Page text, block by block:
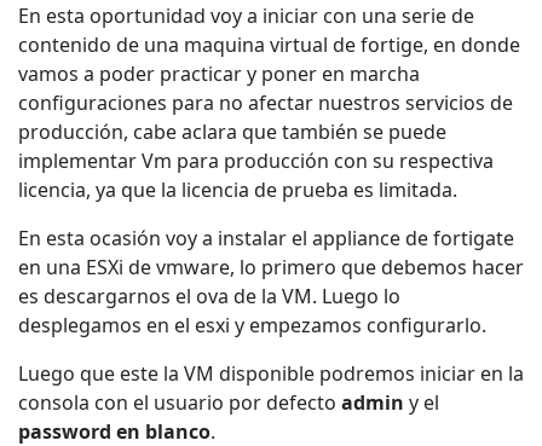
En esta oportunidad voy a iniciar con una serie de
contenido de una maquina virtual de fortige, en donde
vamos a poder practicar y poner en marcha
configuraciones para no afectar nuestros servicios de
producción, cabe aclara que también se puede
implementar Vm para producción con su respectiva
licencia, ya que la licencia de prueba es limitada.
En esta ocasión voy a instalar el appliance de fortigate
en una ESXi de vmware, lo primero que debemos hacer
es descargarnos el ova de la VM. Luego lo
desplegamos en el esxi y empezamos configurarlo.
Luego que este la VM disponible podremos iniciar en la
consola con el usuario por defecto admin y el
password en blanco.